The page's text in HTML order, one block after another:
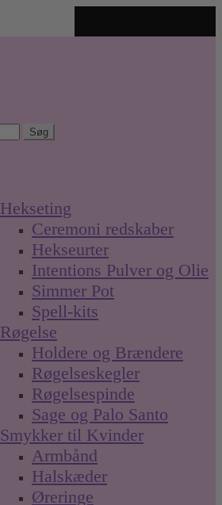
Søg
Hekseting
Ceremoni redskaber
Hekseurter
Intentions Pulver og Olie
Simmer Pot
Spell-kits
Røgelse
Holdere og Brændere
Røgelseskegler
Røgelsespinde
Sage og Palo Santo
Smykker til Kvinder
Armbånd
Halskæder
Øreringe